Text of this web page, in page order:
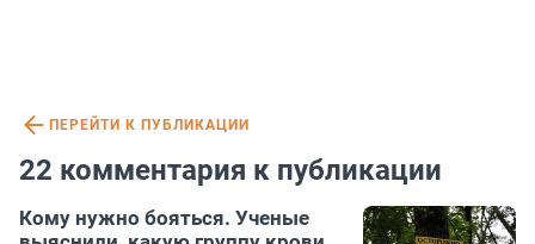
ПЕРЕЙТИ К ПУБЛИКАЦИИ
22 комментария к публикации
Кому нужно бояться. Ученые